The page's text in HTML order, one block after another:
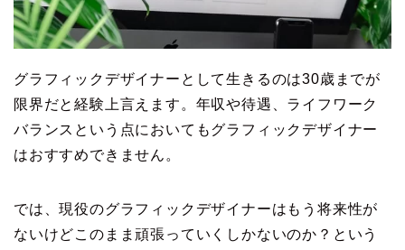
グラフィックデザイナーとして生きるのは30歳までが
限界だと経験上言えます。年収や待遇、ライフワーク
バランスという点においてもグラフィックデザイナー
はおすすめできません。
では、現役のグラフィックデザイナーはもう将来性が
ないけどこのまま頑張っていくしかないのか？という